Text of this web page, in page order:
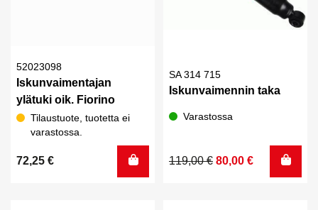
52023098
Iskunvaimentajan
ylätuki oik. Fiorino
Tilaustuote, tuotetta ei
varastossa.
72,25 €
SA 314 715
Iskunvaimennin taka
Varastossa
119,00€
Alkuperäinen
80,00 €
Nykyinen